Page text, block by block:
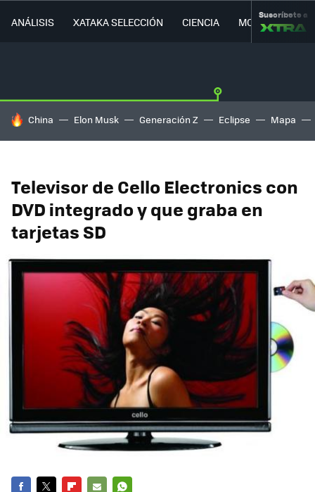
ANÁLISIS XATAKA SELECCIÓN CIENCIA MOVILIDAD
Suscríbete a
HOY SE HABLA DE
China Elon Musk Generación Z Eclipse Mapa
Televisor de Cello Electronics con
DVD integrado y que graba en
tarjetas SD